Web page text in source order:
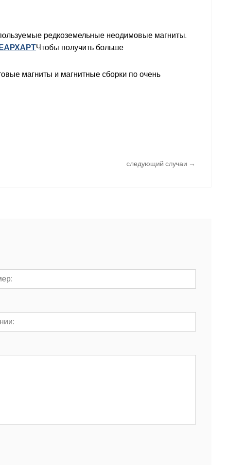
редкоземельные неодимовые магниты.
Чтобы получить больше
магниты и магнитные сборки по очень
следующий случаи →